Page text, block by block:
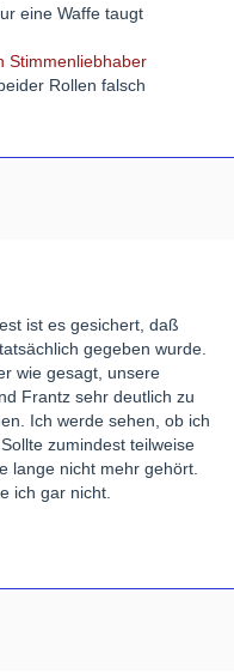
eine Waffe taugt
Stimmenliebhaber
Rollen falsch
ist es gesichert, daß
gegeben wurde.
wie gesagt, unsere
Frantz sehr deutlich zu
Ich werde sehen, ob ich
zumindest teilweise
lange nicht mehr gehört.
ich gar nicht.